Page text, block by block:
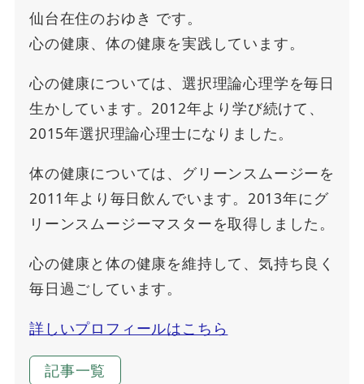
仙台在住のおゆき です。
心の健康、体の健康を実践しています。
心の健康については、選択理論心理学を毎日
生かしています。2012年より学び続けて、
2015年選択理論心理士になりました。
体の健康については、グリーンスムージーを
2011年より毎日飲んでいます。2013年にグ
リーンスムージーマスターを取得しました。
心の健康と体の健康を維持して、気持ち良く
毎日過ごしています。
詳しいプロフィールはこちら
記事一覧